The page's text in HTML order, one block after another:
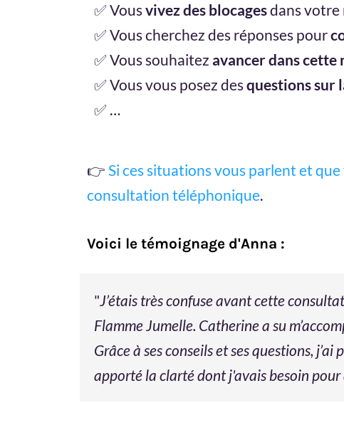
✅ Vousvivez des blocagesdans votre
✅ Vous cherchez des réponses pour
✅ Vous souhaitez avancer dans cette
✅ Vous vous posez desquestions sur
✅ …
👉 Si ces situations vous parlent et
consultation téléphonique.
Voici le témoignage d'Anna :
"J’étais très confuse avant cette
Flamme Jumelle. Catherine a su
Grâce à ses conseils et ses questions,
apporté la clarté dont j'avais besoin